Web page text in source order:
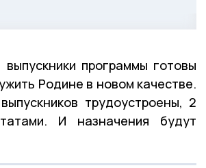
программы готовы
Родине в новом качестве.
трудоустроены, 2
И назначения будут